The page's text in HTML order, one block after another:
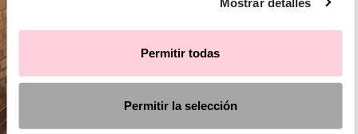
Permitir todas
Permitir la selección